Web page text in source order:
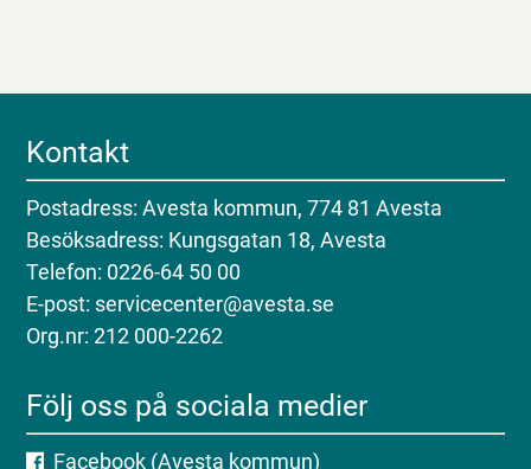
Kontakt
Postadress: Avesta kommun, 774 81 Avesta
Besöksadress: Kungsgatan 18, Avesta
Telefon: 0226-64 50 00
E-post: servicecenter@avesta.se
Org.nr: 212 000-2262
Följ oss på sociala medier
Facebook (Avesta kommun)